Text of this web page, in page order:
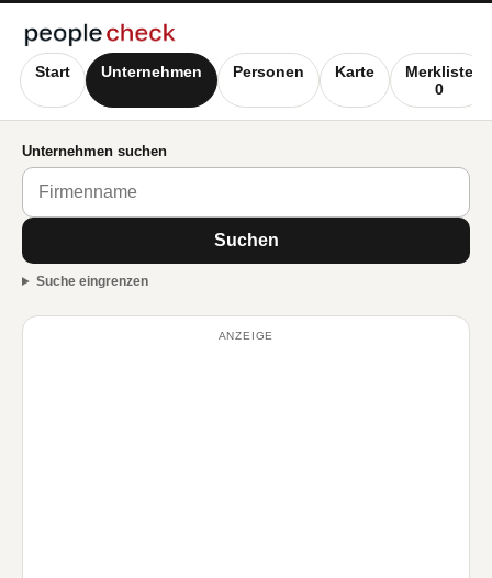
Start Unternehmen Personen Karte
Merkliste
0
Unternehmen suchen
Suchen
Suche eingrenzen
ANZEIGE